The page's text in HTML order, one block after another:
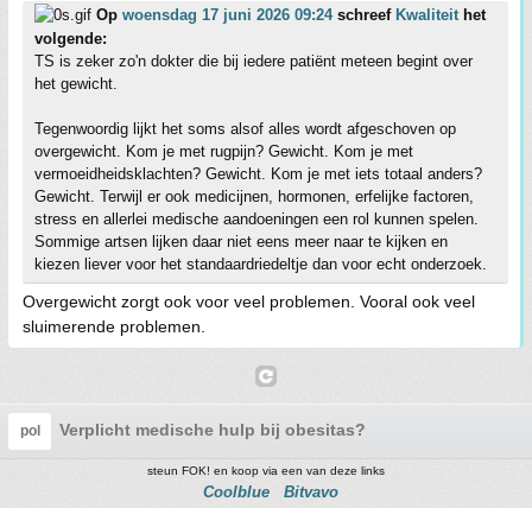
Op woensdag 17 juni 2026 09:24schreef Kwaliteithet
volgende:
TS is zeker zo'n dokter die bij iedere patiënt meteen begint over
het gewicht.
Tegenwoordig lijkt het soms alsof alles wordt afgeschoven op
overgewicht. Kom je met rugpijn? Gewicht. Kom je met
vermoeidheidsklachten? Gewicht. Kom je met iets totaal anders?
Gewicht. Terwijl er ook medicijnen, hormonen, erfelijke factoren,
stress en allerlei medische aandoeningen een rol kunnen spelen.
Sommige artsen lijken daar niet eens meer naar te kijken en
kiezen liever voor het standaardriedeltje dan voor echt onderzoek.
Overgewicht zorgt ook voor veel problemen. Vooral ook veel
sluimerende problemen.
pol Verplicht medische hulp bij obesitas?
steun FOK! en koop via een van deze links
Coolblue Bitvavo